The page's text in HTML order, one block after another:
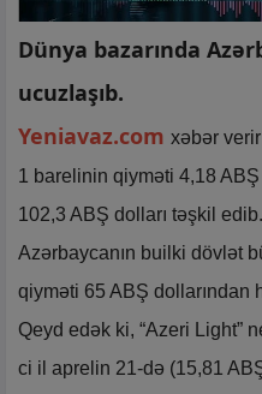
Dünya bazarında
ucuzlaşıb.
Yeniavaz.com xəbər verir
1 barelinin qiyməti 4,18
102,3 ABŞ dolları təşkil edib.
Azərbaycanın builki dövlət
qiyməti 65 ABŞ dollarından
Qeyd edək ki, “Azeri Light”
ci il aprelin 21-də (15,81